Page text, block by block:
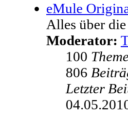
eMule
Alles über
Moderator:
100
806
Letzter